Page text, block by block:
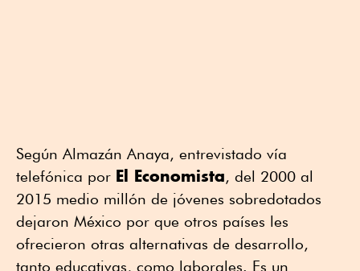
Según Almazán Anaya, entrevistado vía
telefónica por El Economista, del 2000 al
2015 medio millón de jóvenes sobredotados
dejaron México por que otros países les
ofrecieron otras alternativas de desarrollo,
tanto educativas, como laborales. Es un